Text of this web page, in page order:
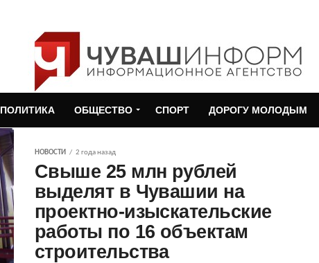
ПОЛИТИКА ОБЩЕСТВО СПОРТ ДОРОГУ МОЛОДЫМ
НОВОСТИ 2 года назад
Свыше 25 млн рублей
выделят в Чувашии на
проектно-изыскательские
работы по 16 объектам
строительства